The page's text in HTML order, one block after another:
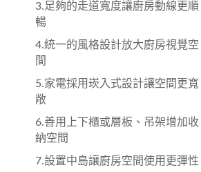
3.足夠的走道寬度讓廚房動線更順
暢
4.統一的風格設計放大廚房視覺空
間
5.家電採用崁入式設計讓空間更寬
敞
6.善用上下櫃或層板、吊架增加收
納空間
7.設置中島讓廚房空間使用更彈性